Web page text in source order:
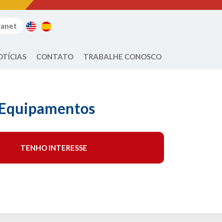
CONTATO TRABALHE CONOSCO
TENHO INTERESSE